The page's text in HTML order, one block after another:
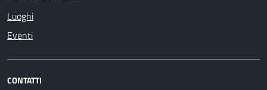
Luoghi
Eventi
CONTATTI